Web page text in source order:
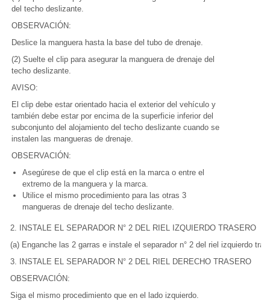
del techo deslizante.
OBSERVACIÓN:
Deslice la manguera hasta la base del tubo de drenaje.
(2) Suelte el clip para asegurar la manguera de drenaje del
techo deslizante.
AVISO:
El clip debe estar orientado hacia el exterior del vehículo y
también debe estar por encima de la superficie inferior del
subconjunto del alojamiento del techo deslizante cuando se
instalen las mangueras de drenaje.
OBSERVACIÓN:
Asegúrese de que el clip está en la marca o entre el
extremo de la manguera y la marca.
Utilice el mismo procedimiento para las otras 3
mangueras de drenaje del techo deslizante.
2. INSTALE EL SEPARADOR N° 2 DEL RIEL IZQUIERDO TRASERO
(a) Enganche las 2 garras e instale el separador n° 2 del riel izquierdo
3. INSTALE EL SEPARADOR N° 2 DEL RIEL DERECHO TRASERO
OBSERVACIÓN:
Siga el mismo procedimiento que en el lado izquierdo.